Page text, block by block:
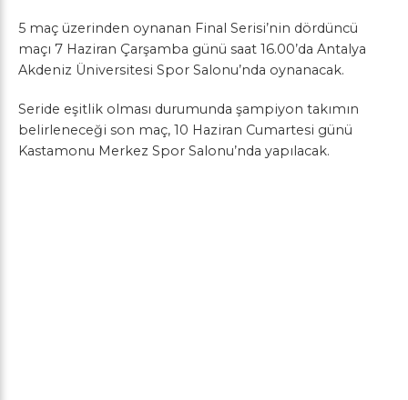
5 maç üzerinden oynanan Final Serisi’nin dördüncü
maçı 7 Haziran Çarşamba günü saat 16.00’da Antalya
Akdeniz Üniversitesi Spor Salonu’nda oynanacak.
Seride eşitlik olması durumunda şampiyon takımın
belirleneceği son maç, 10 Haziran Cumartesi günü
Kastamonu Merkez Spor Salonu’nda yapılacak.